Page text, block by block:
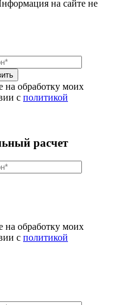
на сайте не
на обработку моих
с политикой
расчет
на обработку моих
с политикой